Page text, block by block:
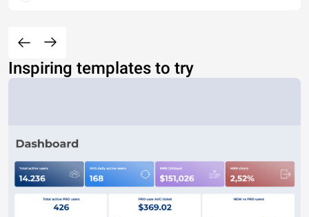
Inspiring templates to try